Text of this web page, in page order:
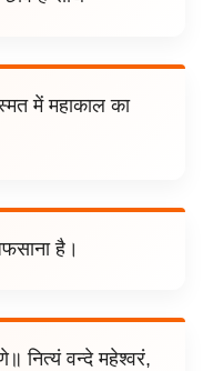
में महाकाल का
है।
नित्यं वन्दे महेश्वरं,